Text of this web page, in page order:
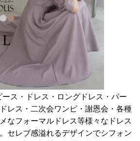
ス・ドレス・ロングドレス・パー
レス・二次会ワンピ・謝恩会・各種
なフォーマルドレス等様々なドレス
セレブ感溢れるデザインでシフォン